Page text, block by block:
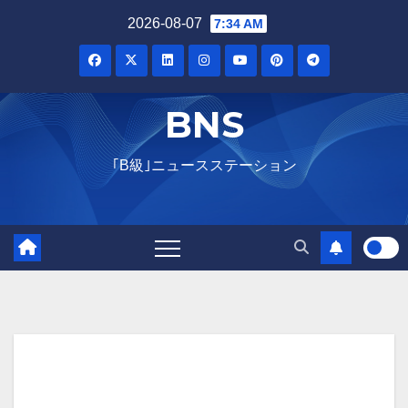
2026-08-07 7:34 AM
BNS
｢B級｣ニュースステーション